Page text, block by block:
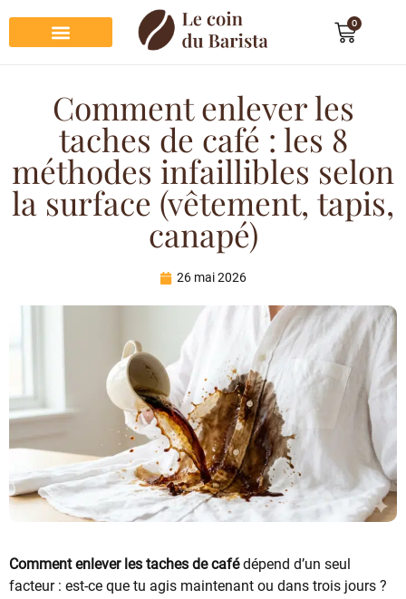
0
Comment enlever les
taches de café : les 8
méthodes infaillibles selon
la surface (vêtement, tapis,
canapé)
26 mai 2026
Comment enlever les taches de cafédépend d’un seul
facteur : est-ce que tu agis maintenant ou dans trois jours ?